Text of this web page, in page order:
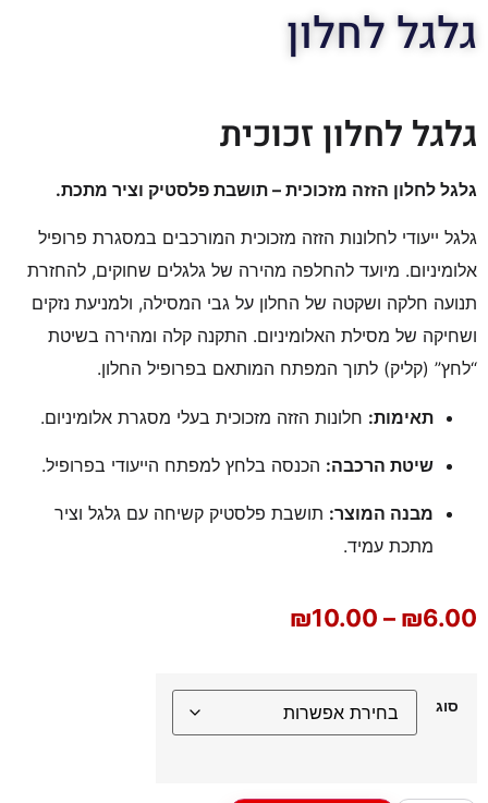
גלגל לחלון
גלגל לחלון זכוכית
גלגל לחלון הזזה מזכוכית – תושבת פלסטיק וציר מתכת.
גלגל ייעודי לחלונות הזזה מזכוכית המורכבים במסגרת פרופיל
אלומיניום. מיועד להחלפה מהירה של גלגלים שחוקים, להחזרת
תנועה חלקה ושקטה של החלון על גבי המסילה, ולמניעת נזקים
ושחיקה של מסילת האלומיניום. התקנה קלה ומהירה בשיטת
“לחץ” (קליק) לתוך המפתח המותאם בפרופיל החלון.
תאימות: חלונות הזזה מזכוכית בעלי מסגרת אלומיניום.
שיטת הרכבה: הכנסה בלחץ למפתח הייעודי בפרופיל.
מבנה המוצר: תושבת פלסטיק קשיחה עם גלגל וציר
מתכת עמיד.
₪6.00
–
₪10.00
סוג